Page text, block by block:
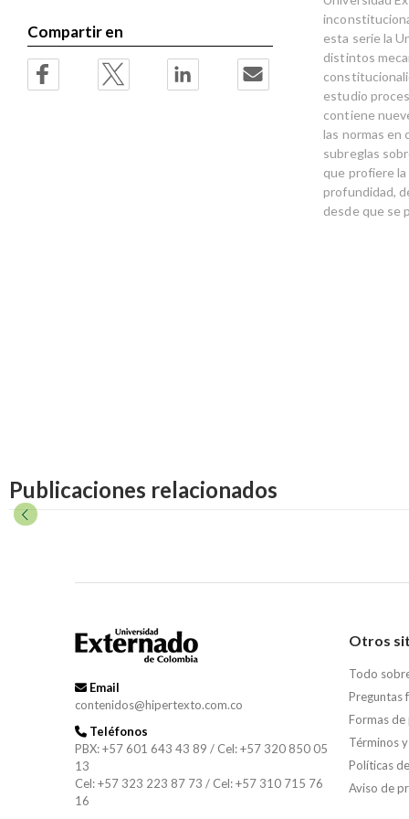
esta serie la
distintos
estudio
contiene
las normas en
subreglas
que profiere
profundidad,
desde que se
Compartir en
Publicaciones relacionados
Email
contenidos@hipertexto.com.co
Teléfonos
PBX: +57 601 643 43 89 / Cel: +57 320 850 05
13
Cel: +57 323 223 87 73 / Cel: +57 310 715 76
16
Otros
Todo
Preguntas
Formas de
Términos
Políticas
Aviso de